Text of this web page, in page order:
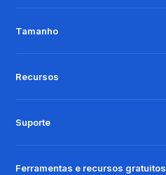
Tamanho
Recursos
Suporte
Ferramentas e recursos gratuitos